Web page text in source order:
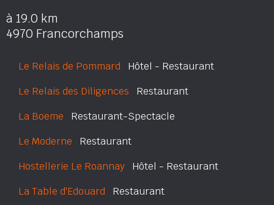
à 19.0 km
4970 Francorchamps
Le Relais de Pommard Hôtel - Restaurant
Le Relais des Diligences Restaurant
La Boeme Restaurant-Spectacle
Le Moderne Restaurant
Hostellerie Le Roannay Hôtel - Restaurant
La Table d'Edouard Restaurant